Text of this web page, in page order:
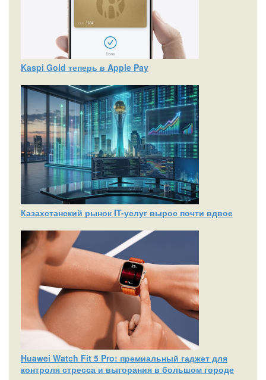
Kaspi Gold теперь в Apple Pay
Казахстанский рынок IT-услуг вырос почти вдвое
Huawei Watch Fit 5 Pro: премиальный гаджет для
контроля стресса и выгорания в большом городе